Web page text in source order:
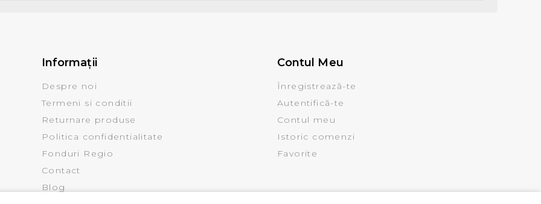
Informaţii
Despre noi
Termeni si conditii
Returnare produse
Politica confidentialitate
Fonduri Regio
Contact
Blog
Contul Meu
Înregistrează-te
Autentifică-te
Contul meu
Istoric comenzi
Favorite